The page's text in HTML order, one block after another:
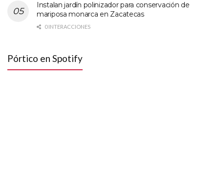
Instalan jardín polinizador para conservación de
mariposa monarca en Zacatecas
0 INTERACCIONES
Pórtico en Spotify